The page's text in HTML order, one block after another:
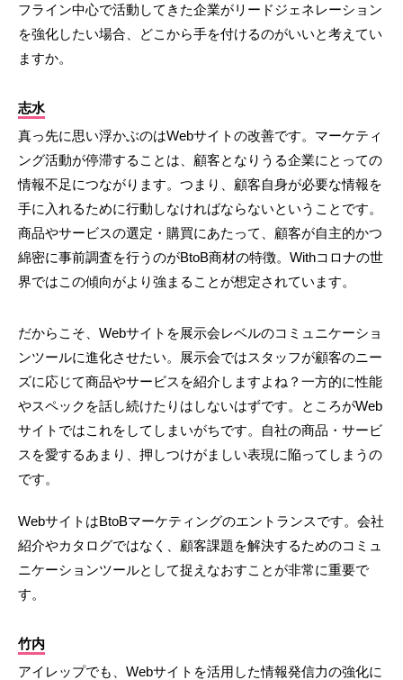
フライン中心で活動してきた企業がリードジェネレーション
を強化したい場合、どこから手を付けるのがいいと考えてい
ますか。
志水
真っ先に思い浮かぶのはWebサイトの改善です。マーケティ
ング活動が停滞することは、顧客となりうる企業にとっての
情報不足につながります。つまり、顧客自身が必要な情報を
手に入れるために行動しなければならないということです。
商品やサービスの選定・購買にあたって、顧客が自主的かつ
綿密に事前調査を行うのがBtoB商材の特徴。Withコロナの世
界ではこの傾向がより強まることが想定されています。
だからこそ、Webサイトを展示会レベルのコミュニケーショ
ンツールに進化させたい。展示会ではスタッフが顧客のニー
ズに応じて商品やサービスを紹介しますよね？一方的に性能
やスペックを話し続けたりはしないはずです。ところがWeb
サイトではこれをしてしまいがちです。自社の商品・サービ
スを愛するあまり、押しつけがましい表現に陥ってしまうの
です。
WebサイトはBtoBマーケティングのエントランスです。会社
紹介やカタログではなく、顧客課題を解決するためのコミュ
ニケーションツールとして捉えなおすことが非常に重要で
す。
竹内
アイレップでも、Webサイトを活用した情報発信力の強化に